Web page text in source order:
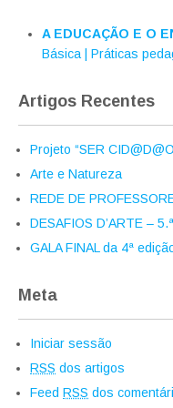
A EDUCAÇÃO E O
Básica | Práticas
Artigos Recentes
Projeto “SER
Arte e Natureza
REDE DE
DESAFIOS D’ARTE –
GALA FINAL da 4ª
Meta
Iniciar sessão
RSS dos artigos
Feed RSS dos